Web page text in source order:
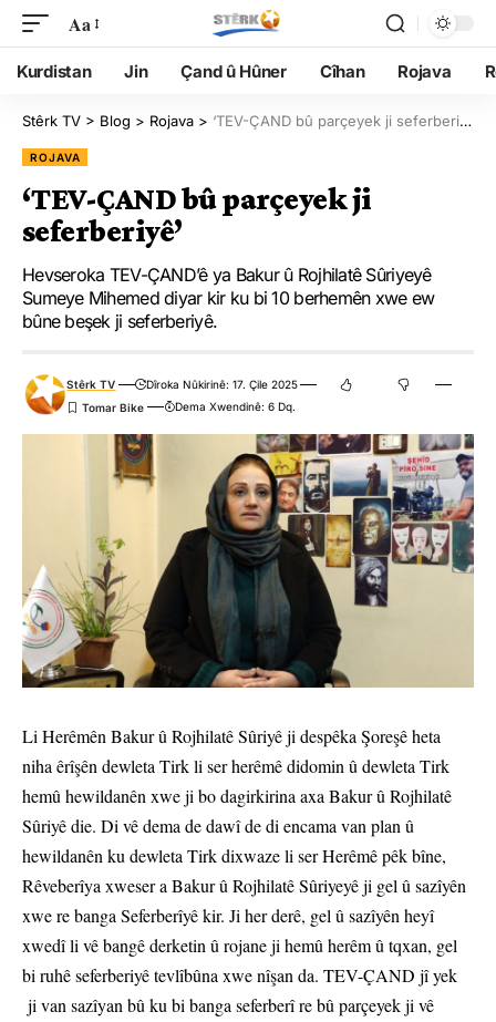
Aa
Kurdistan Jin Çand û Hûner Cîhan Rojava
Stêrk TV > Blog > Rojava > ‘TEV-ÇAND bû parçeyek ji seferberiyê’
ROJAVA
‘TEV-ÇAND bû parçeyek ji
seferberiyê’
Hevseroka TEV-ÇAND’ê ya Bakur û Rojhilatê Sûriyeyê
Sumeye Mihemed diyar kir ku bi 10 berhemên xwe ew
bûne beşek ji seferberiyê.
Stêrk TV
Dîroka Nûkirinê: 17. Çile 2025
Dema Xwendinê: 6 Dq.
Li Herêmên Bakur û Rojhilatê Sûriyê ji despêka Şoreşê heta
niha êrîşên dewleta Tirk li ser herêmê didomin û dewleta Tirk
hemû hewildanên xwe ji bo dagirkirina axa Bakur û Rojhilatê
Sûriyê die. Di vê dema de dawî de di encama van plan û
hewildanên ku dewleta Tirk dixwaze li ser Herêmê pêk bîne,
Rêveberîya xweser a Bakur û Rojhilatê Sûriyeyê ji gel û sazîyên
xwe re banga Seferberîyê kir. Ji her derê, gel û sazîyên heyî
xwedî li vê bangê derketin û rojane ji hemû herêm û tqxan, gel
bi ruhê seferberiyê tevlîbûna xwe nîşan da. TEV-ÇAND jî yek
ji van sazîyan bû ku bi banga seferberî re bû parçeyek ji vê